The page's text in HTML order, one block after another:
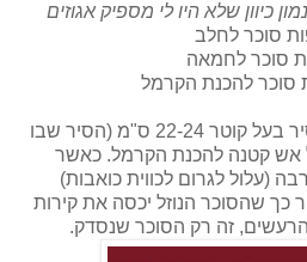
כיוון שלא היו לי מספיק אגוזים
שמים את הסוכר לקרמל בסיר בעל קוטר 22-24 ס"מ (הסיר שבו
אש קטנה להכנת הקרמל. כאשר
(עלול לגרום לכווית כואבות)
כך שהסוכר הנוזל יכסה את קירות
זה רק הסוכר שנסדק.